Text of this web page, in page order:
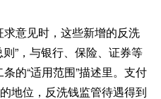
意见时，这些新增的反洗
则”，与银行、保险、证券等
的“适用范围”描述里。支付
地位，反洗钱监管待遇得到